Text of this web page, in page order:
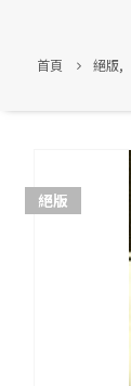
首頁 絕版,
絕版